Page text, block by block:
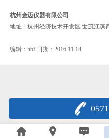
杭州金迈仪器有限公司
地址：杭州经济技术开发区 世茂江滨
编辑：hbf 日期：2016.11.14
浙公网安备